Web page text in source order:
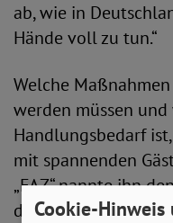
ab, wie in
Hände voll zu tun.“
Welche
werden müssen
Handlungsbedarf
mit spannenden
„FAZ“ nannte ihn
denn er hilft mit
Cookie-